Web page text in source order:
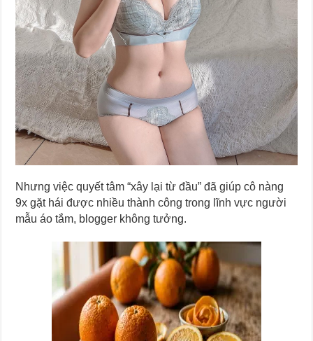
Nhưng việc quyết tâm “xây lại từ đầu” đã giúp cô nàng
9x gặt hái được nhiều thành công trong lĩnh vực người
mẫu áo tắm, blogger không tưởng.